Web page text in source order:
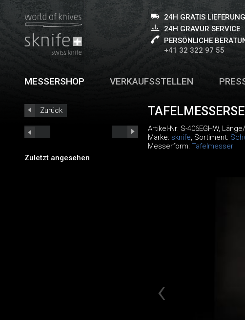
24H GRATIS LIEFERUNG
24H GRAVUR SERVICE
PERSÖNLICHE
+41 32 322 97 55
MESSERSHOP VERKAUFSSTELLEN
Zurück
Zuletzt angesehen
Artikel-Nr: S-406EGHW,
Marke: sknife, Sortiment:
Messerform: Tafelmesser